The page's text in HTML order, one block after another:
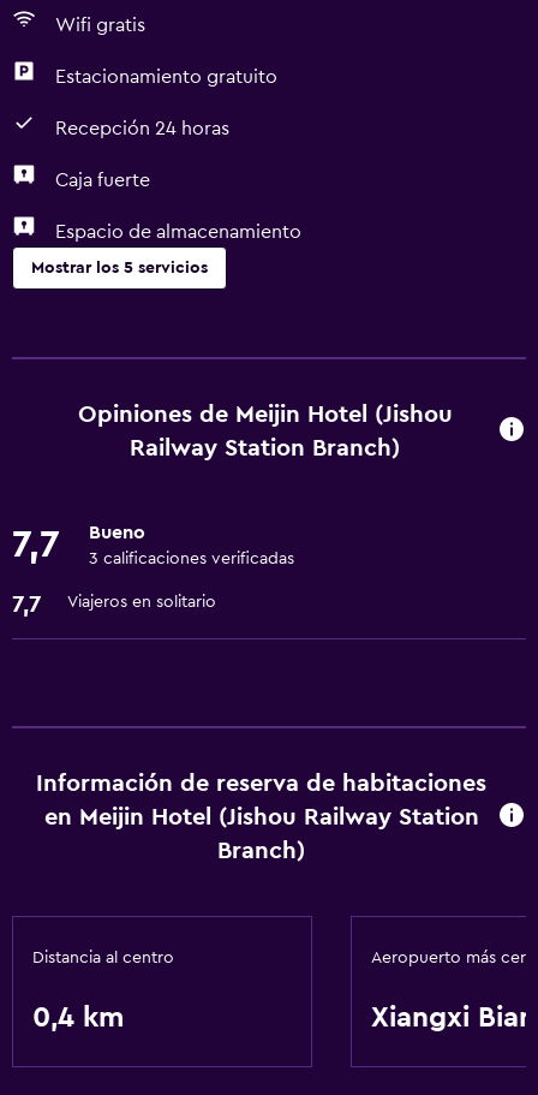
Wifi gratis
Estacionamiento gratuito
Recepción 24 horas
Caja fuerte
Espacio de almacenamiento
Mostrar los 5 servicios
Estacionamiento gratuito
Salud y seguridad
Servicios y facilidades
Wifi gratis
Opiniones de Meijin Hotel (Jishou
Railway Station Branch)
7,7 Bueno
3 calificaciones verificadas
7,7 Viajeros en solitario
Información de reserva de habitaciones
en Meijin Hotel (Jishou Railway Station
Branch)
Distancia al centro
0,4 km
Aeropuerto más
Xiangxi